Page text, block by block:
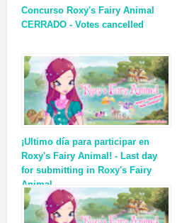
Concurso Roxy's Fairy Animal
CERRADO - Votes cancelled
¡Ultimo día para participar en
Roxy's Fairy Animal! - Last day
for submitting in Roxy's Fairy
Animal